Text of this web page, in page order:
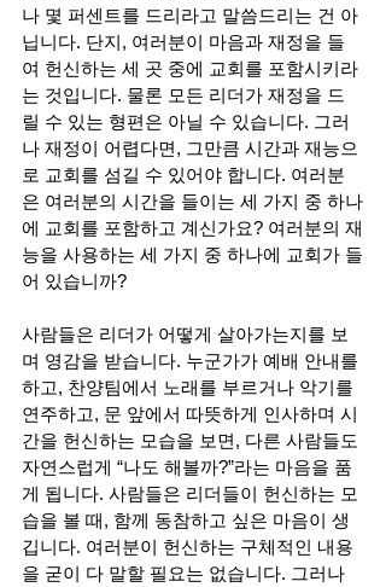
나 몇 퍼센트를 드리라고 말씀드리는 건 아
닙니다. 단지, 여러분이 마음과 재정을 들
여 헌신하는 세 곳 중에 교회를 포함시키라
는 것입니다. 물론 모든 리더가 재정을 드
릴 수 있는 형편은 아닐 수 있습니다. 그러
나 재정이 어렵다면, 그만큼 시간과 재능으
로 교회를 섬길 수 있어야 합니다. 여러분
은 여러분의 시간을 들이는 세 가지 중 하나
에 교회를 포함하고 계신가요? 여러분의 재
능을 사용하는 세 가지 중 하나에 교회가 들
어 있습니까?
사람들은 리더가 어떻게 살아가는지를 보
며 영감을 받습니다. 누군가가 예배 안내를
하고, 찬양팀에서 노래를 부르거나 악기를
연주하고, 문 앞에서 따뜻하게 인사하며 시
간을 헌신하는 모습을 보면, 다른 사람들도
자연스럽게 “나도 해볼까?”라는 마음을 품
게 됩니다. 사람들은 리더들이 헌신하는 모
습을 볼 때, 함께 동참하고 싶은 마음이 생
깁니다. 여러분이 헌신하는 구체적인 내용
을 굳이 다 말할 필요는 없습니다. 그러나